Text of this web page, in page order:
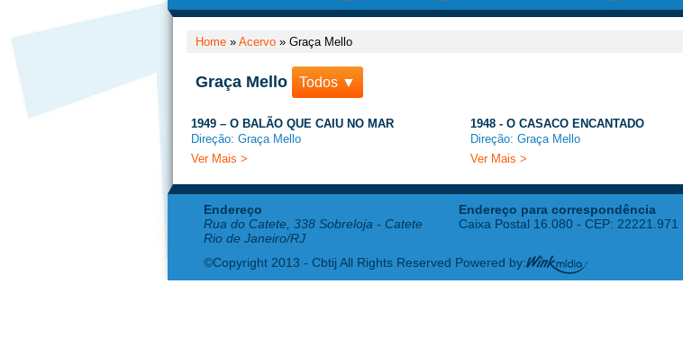
Home » Acervo » Graça Mello
Graça Mello Todos ▼
1949 – O BALÃO QUE CAIU NO MAR
Direção: Graça Mello
Ver Mais >
1948 - O CASACO ENCANTADO
Direção: Graça Mello
Ver Mais >
Endereço
Rua do Catete, 338 Sobreloja - Catete
Rio de Janeiro/RJ
Endereço para correspondência
Caixa Postal 16.080 - CEP: 22221.971
©Copyright 2013 - Cbtij All Rights Reserved Powered by: